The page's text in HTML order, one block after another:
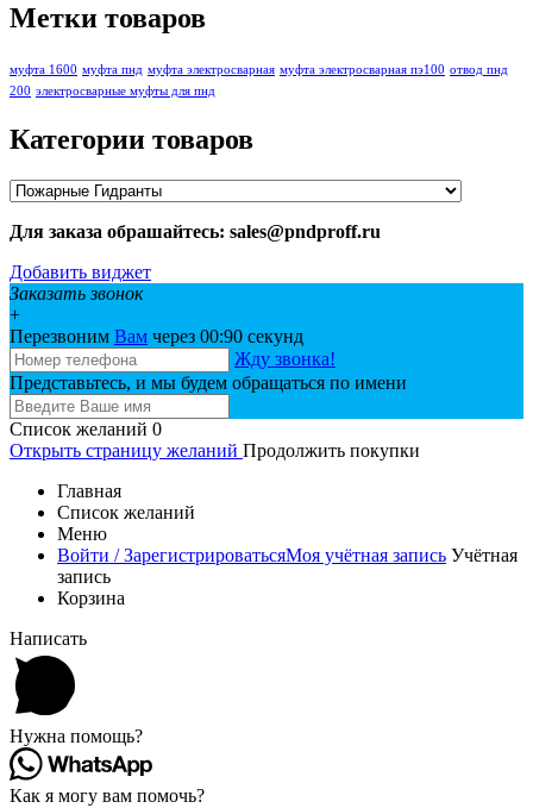
Метки товаров
муфта 1600 муфта пнд муфта электросварная муфта электросварная пэ100 отвод пнд
200 электросварные муфты для пнд
Категории товаров
Для заказа обрашайтесь: sales@pndproff.ru
Добавить виджет
Заказать звонок
+
Перезвоним Вам через 00:90 секунд
Жду звонка!
Представьтесь, и мы будем обращаться по имени
Список желаний 0
Открыть страницу желаний Продолжить покупки
Главная
Список желаний
Меню
Войти / ЗарегистрироватьсяМоя учётная запись Учётная
запись
Корзина
Написать
Нужна помощь?
Как я могу вам помочь?